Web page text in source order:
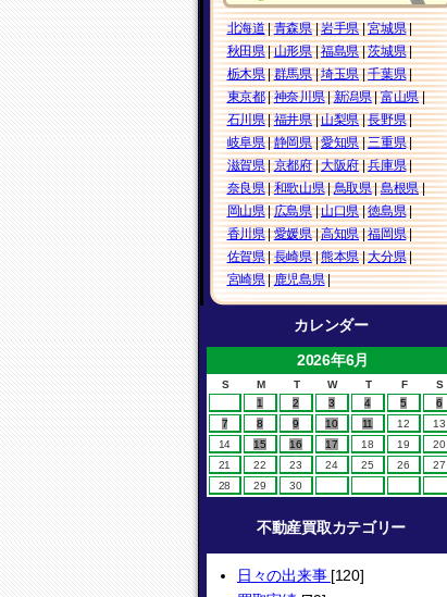
北海道|青森県|岩手県|宮城県|
秋田県|山形県|福島県|茨城県|
栃木県|群馬県|埼玉県|千葉県|
東京都|神奈川県|新潟県|富山県|
石川県|福井県|山梨県|長野県|
岐阜県|静岡県|愛知県|三重県|
滋賀県|京都府|大阪府|兵庫県|
奈良県|和歌山県|鳥取県|島根県|
岡山県|広島県|山口県|徳島県|
香川県|愛媛県|高知県|福岡県|
佐賀県|長崎県|熊本県|大分県|
宮崎県|鹿児島県|
カレンダー
2026年6月
S M T W T F
S
1
2 3 4 5
6
7
8 9 10 11 12
13
14
15 16 17 18 19
20
21
22 23 24 25 26
27
28
29 30
不動産買取カテゴリー
日々の出来事 [120]